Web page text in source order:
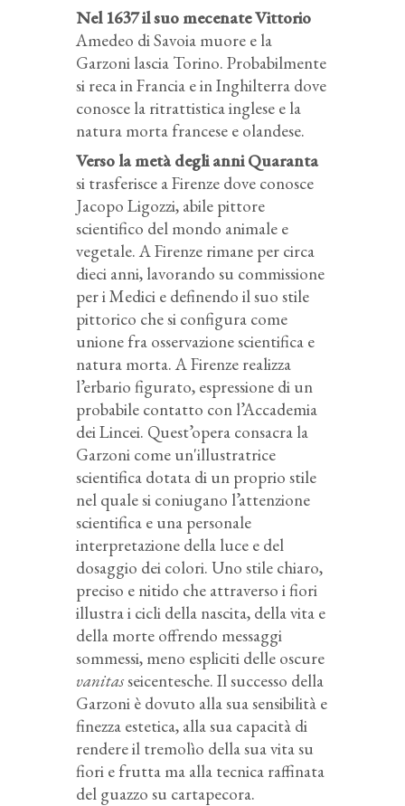
Nel 1637 il suo mecenate Vittorio
Amedeo di Savoia muore e la
Garzoni lascia Torino. Probabilmente
si reca in Francia e in Inghilterra dove
conosce la ritrattistica inglese e la
natura morta francese e olandese.
Verso la metà degli anni Quaranta
si trasferisce a Firenze dove conosce
Jacopo Ligozzi, abile pittore
scientifico del mondo animale e
vegetale. A Firenze rimane per circa
dieci anni, lavorando su commissione
per i Medici e definendo il suo stile
pittorico che si configura come
unione fra osservazione scientifica e
natura morta. A Firenze realizza
l’erbario figurato, espressione di un
probabile contatto con l’Accademia
dei Lincei. Quest’opera consacra la
Garzoni come un'illustratrice
scientifica dotata di un proprio stile
nel quale si coniugano l’attenzione
scientifica e una personale
interpretazione della luce e del
dosaggio dei colori. Uno stile chiaro,
preciso e nitido che attraverso i fiori
illustra i cicli della nascita, della vita e
della morte offrendo messaggi
sommessi, meno espliciti delle oscure
vanitasseicentesche. Il successo della
Garzoni è dovuto alla sua sensibilità e
finezza estetica, alla sua capacità di
rendere il tremolìo della sua vita su
fiori e frutta ma alla tecnica raffinata
del guazzo su cartapecora.